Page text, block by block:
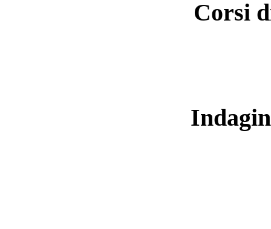
Corsi